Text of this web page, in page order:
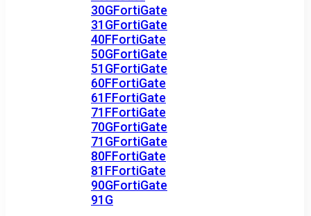
30GFortiGate
31GFortiGate
40FFortiGate
50GFortiGate
51GFortiGate
60FFortiGate
61FFortiGate
71FFortiGate
70GFortiGate
71GFortiGate
80FFortiGate
81FFortiGate
90GFortiGate
91G